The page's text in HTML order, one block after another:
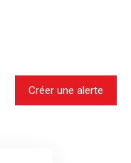
Créer une alerte